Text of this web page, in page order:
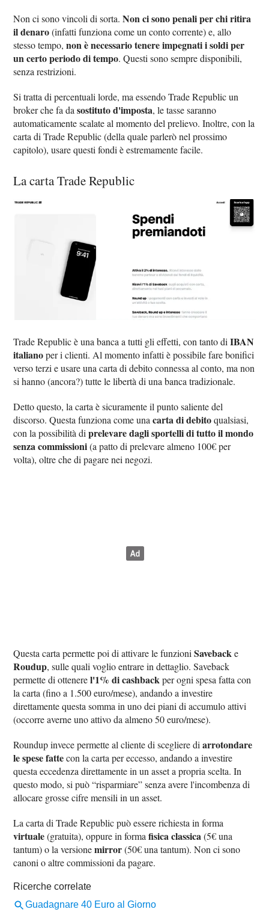
Non ci sono vincoli di sorta.Non ci sono penali per chi ritira
il denaro(infatti funziona come un conto corrente) e, allo
stesso tempo,non è necessario tenere impegnati i soldi per
un certo periodo di tempo. Questi sono sempre disponibili,
senza restrizioni.
Si tratta di percentuali lorde, ma essendo Trade Republic un
broker che fa dasostituto d'imposta, le tasse saranno
automaticamente scalate al momento del prelievo. Inoltre, con la
carta di Trade Republic (della quale parlerò nel prossimo
capitolo), usare questi fondi è estremamente facile.
La carta Trade Republic
Trade Republic è una banca a tutti gli effetti, con tanto diIBAN
italianoper i clienti. Al momento infatti è possibile fare bonifici
verso terzi e usare una carta di debito connessa al conto, ma non
si hanno (ancora?) tutte le libertà di una banca tradizionale.
Detto questo, la carta è sicuramente il punto saliente del
discorso. Questa funziona come unacarta di debitoqualsiasi,
con la possibilità diprelevare dagli sportelli di tutto il mondo
senza commissioni(a patto di prelevare almeno 100€ per
volta), oltre che di pagare nei negozi.
Questa carta permette poi di attivare le funzioniSavebacke
Roudup, sulle quali voglio entrare in dettaglio. Saveback
permette di ottenerel'1% di cashbackper ogni spesa fatta con
la carta (fino a 1.500 euro/mese), andando a investire
direttamente questa somma in uno dei piani di accumulo attivi
(occorre averne uno attivo da almeno 50 euro/mese).
Roundup invece permette al cliente di scegliere diarrotondare
le spese fattecon la carta per eccesso, andando a investire
questa eccedenza direttamente in un asset a propria scelta. In
questo modo, si può “risparmiare” senza avere l'incombenza di
allocare grosse cifre mensili in un asset.
La carta di Trade Republic può essere richiesta in forma
virtuale(gratuita), oppure in formafisica classica(5€ una
tantum) o la versionemirror(50€ una tantum). Non ci sono
canoni o altre commissioni da pagare.